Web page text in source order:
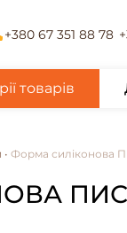
+380 67 351 88 78
товарів
Форма силіконова